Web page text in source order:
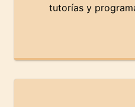
tutorías y